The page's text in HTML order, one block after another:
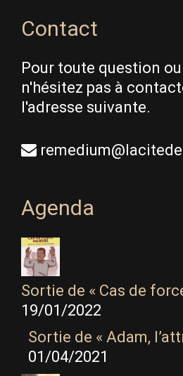
Contact
Pour toute question
n'hésitez pas à
l'adresse suivante.
Agenda
Sortie de « Cas de
19/01/2022
Sortie de « Adam,
01/04/2021